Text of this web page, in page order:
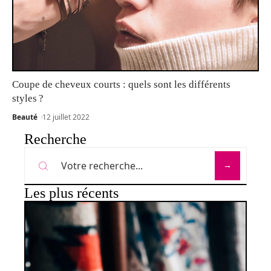
Coupe de cheveux courts : quels sont les différents
styles ?
Beauté 12 juillet 2022
Recherche
Les plus récents